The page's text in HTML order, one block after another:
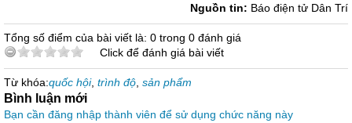
Nguồn tin: Báo điện tử Dân Trí
Tổng số điểm của bài viết là: 0 trong 0 đánh giá
Click để đánh giá bài viết
Từ khóa:quốc hội, trình độ sản phẩm
Bình luận mới
Bạn cần đăng nhập thành viên để sử dụng chức năng này